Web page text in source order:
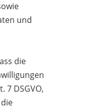
und
die
7 DSGVO,